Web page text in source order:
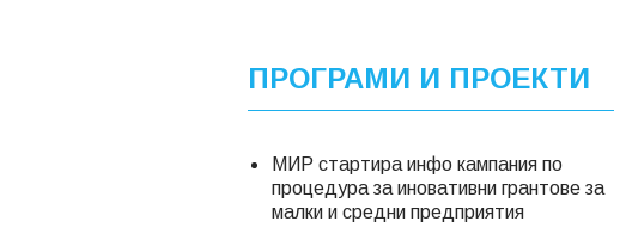
ПРОГРАМИ И ПРОЕКТИ
МИР стартира инфо кампания по
процедура за иновативни грантове за
малки и средни предприятия